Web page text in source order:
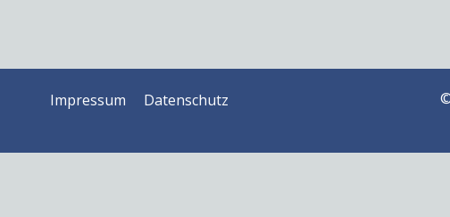
Impressum Datenschutz